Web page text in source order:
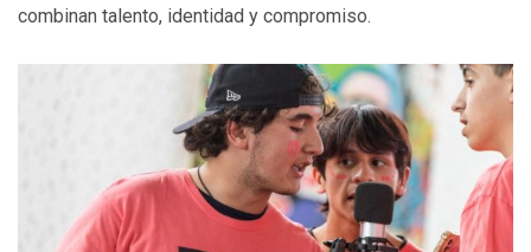
combinan talento, identidad y compromiso.